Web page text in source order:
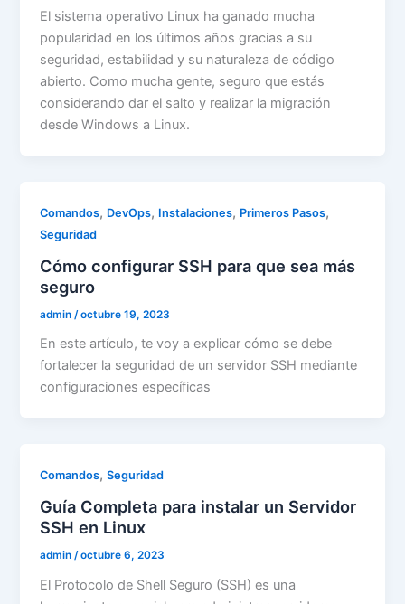
El sistema operativo Linux ha ganado mucha
popularidad en los últimos años gracias a su
seguridad, estabilidad y su naturaleza de código
abierto. Como mucha gente, seguro que estás
considerando dar el salto y realizar la migración
desde Windows a Linux.
Comandos, DevOps, Instalaciones, Primeros Pasos,
Seguridad
Cómo configurar SSH para que sea más
seguro
admin /octubre 19, 2023
En este artículo, te voy a explicar cómo se debe
fortalecer la seguridad de un servidor SSH mediante
configuraciones específicas
Comandos,Seguridad
Guía Completa para instalar un Servidor
SSH en Linux
admin/octubre 6, 2023
El Protocolo de Shell Seguro (SSH) es una